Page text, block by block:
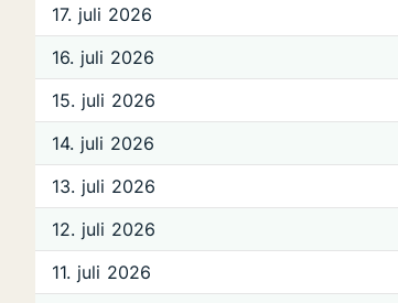
17. juli 2026
16. juli 2026
15. juli 2026
14. juli 2026
13. juli 2026
12. juli 2026
11. juli 2026